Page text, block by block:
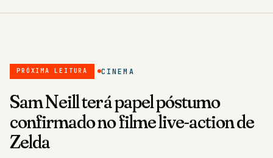
PRÓXIMA LEITURA CINEMA
Sam Neill terá papel póstumo
confirmado no filme live-action de
Zelda